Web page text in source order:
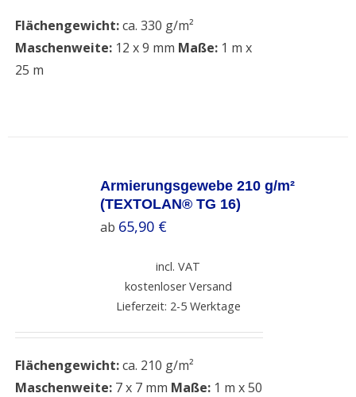
Flächengewicht:ca. 330 g/m²
Maschenweite:12 x 9 mm Maße:1 m x
25 m
Armierungsgewebe 210 g/m²
(TEXTOLAN® TG 16)
ab 65,90 €
incl. VAT
kostenloser Versand
Lieferzeit: 2-5 Werktage
Flächengewicht:ca. 210 g/m²
Maschenweite:7 x 7 mm Maße:1 m x 50